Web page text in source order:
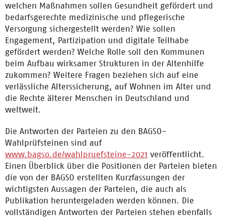
welchen Maßnahmen sollen Gesundheit gefördert und
bedarfsgerechte medizinische und pflegerische
Versorgung sichergestellt werden? Wie sollen
Engagement, Partizipation und digitale Teilhabe
gefördert werden? Welche Rolle soll den Kommunen
beim Aufbau wirksamer Strukturen in der Altenhilfe
zukommen? Weitere Fragen beziehen sich auf eine
verlässliche Alterssicherung, auf Wohnen im Alter und
die Rechte älterer Menschen in Deutschland und
weltweit.
Die Antworten der Parteien zu den BAGSO-
Wahlprüfsteinen sind auf
www.bagso.de/wahlpruefsteine-2021 veröffentlicht.
Einen Überblick über die Positionen der Parteien bieten
die von der BAGSO erstellten Kurzfassungen der
wichtigsten Aussagen der Parteien, die auch als
Publikation heruntergeladen werden können. Die
vollständigen Antworten der Parteien stehen ebenfalls